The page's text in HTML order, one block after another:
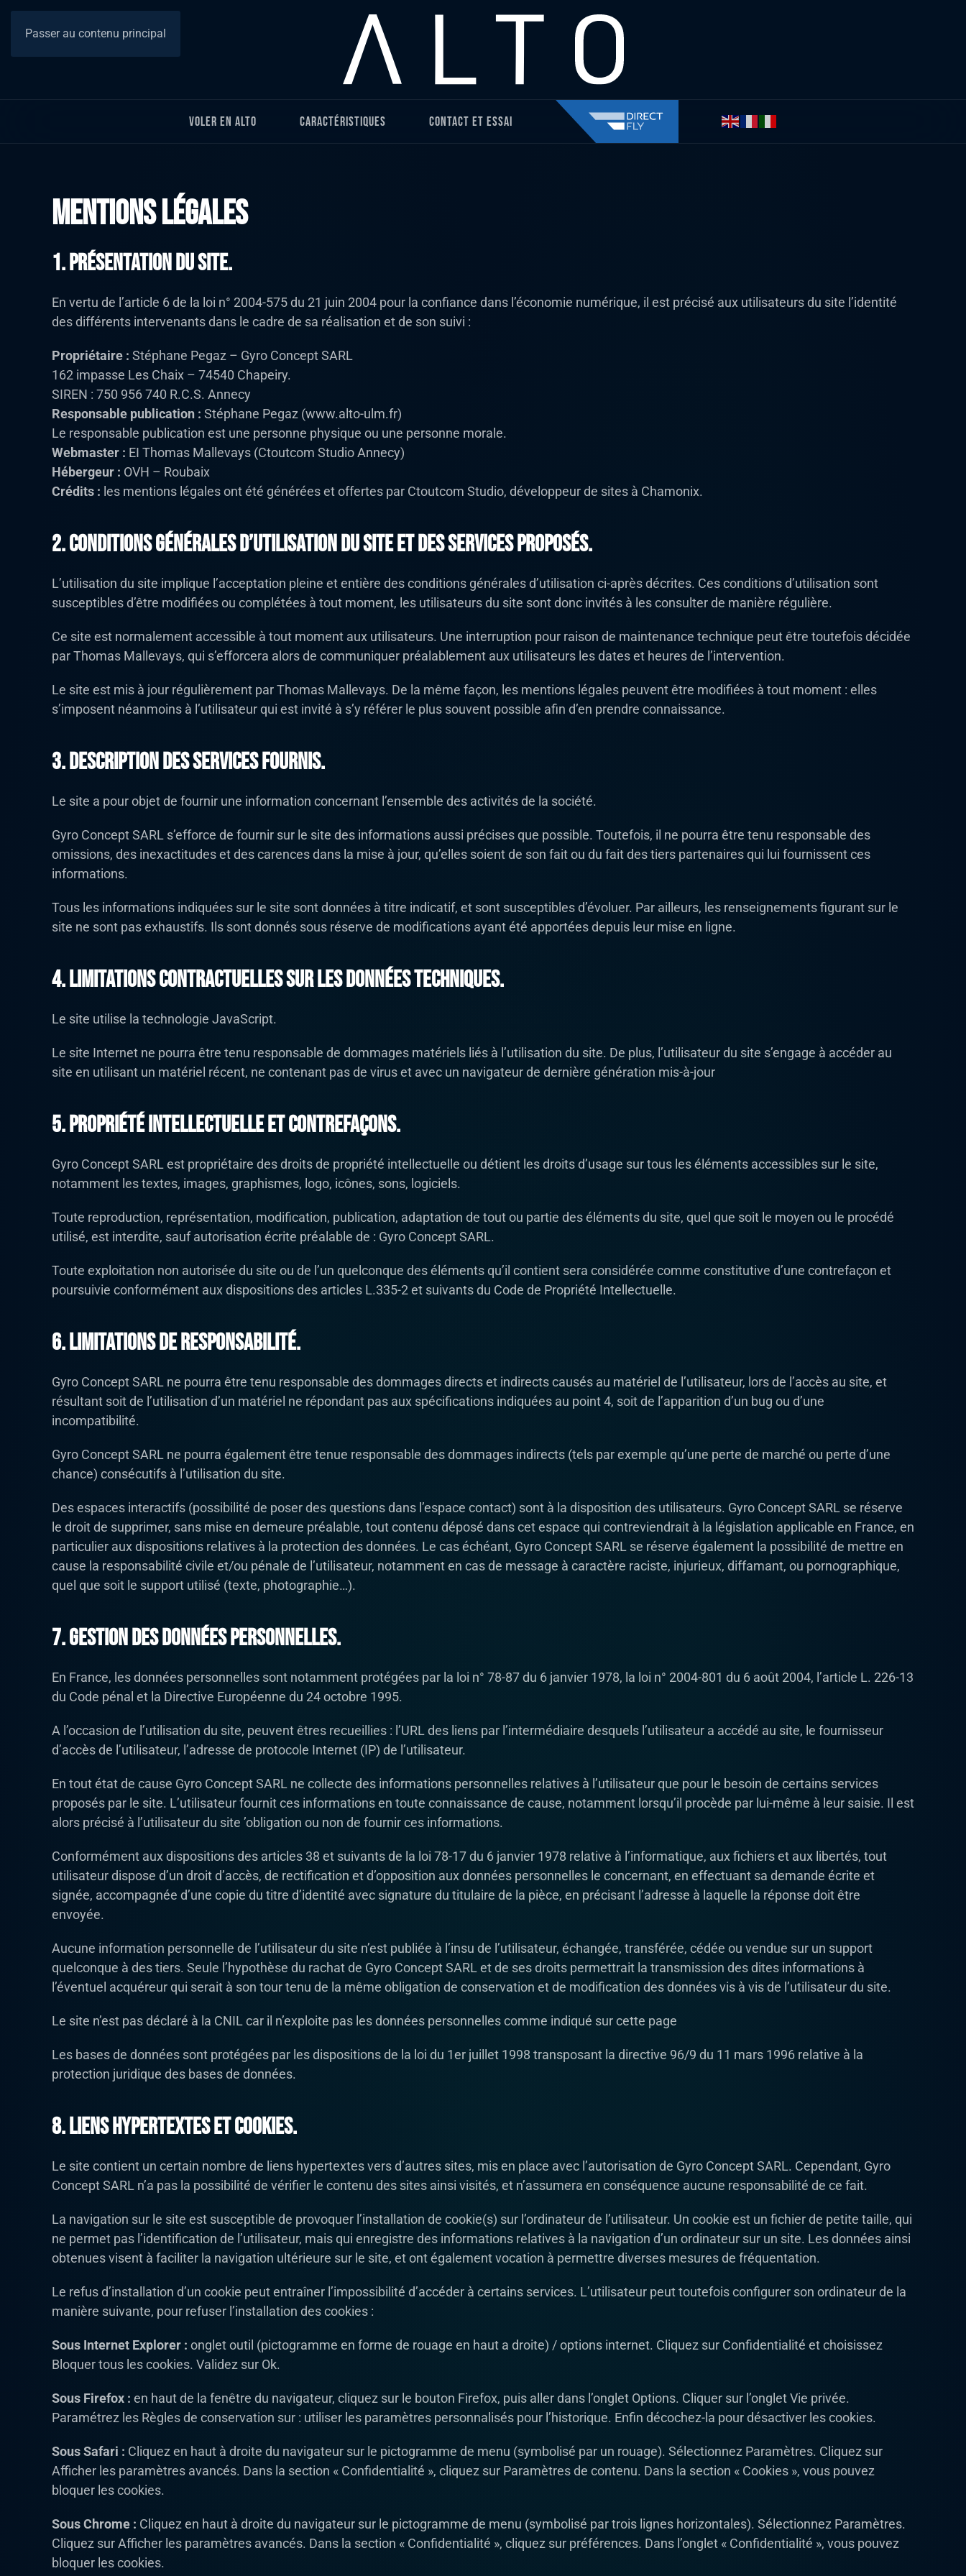
Passer au contenu principal
Voler en Alto Caractéristiques Contact et essai
Mentions légales
1. Présentation du site.
En vertu de l’article 6 de la loi n° 2004-575 du 21 juin 2004 pour la confiance dans l’économie numérique, il est précisé aux utilisateurs du site l’identité
des différents intervenants dans le cadre de sa réalisation et de son suivi :
Propriétaire : Stéphane Pegaz – Gyro Concept SARL
162 impasse Les Chaix – 74540 Chapeiry.
SIREN : 750 956 740 R.C.S. Annecy
Responsable publication : Stéphane Pegaz (www.alto-ulm.fr)
Le responsable publication est une personne physique ou une personne morale.
Webmaster : EI Thomas Mallevays (Ctoutcom Studio Annecy)
Hébergeur : OVH – Roubaix
Crédits : les mentions légales ont été générées et offertes par Ctoutcom Studio, développeur de sites à Chamonix.
2. Conditions générales d’utilisation du site et des services proposés.
L’utilisation du site implique l’acceptation pleine et entière des conditions générales d’utilisation ci-après décrites. Ces conditions d’utilisation sont
susceptibles d’être modifiées ou complétées à tout moment, les utilisateurs du site sont donc invités à les consulter de manière régulière.
Ce site est normalement accessible à tout moment aux utilisateurs. Une interruption pour raison de maintenance technique peut être toutefois décidée
par Thomas Mallevays, qui s’efforcera alors de communiquer préalablement aux utilisateurs les dates et heures de l’intervention.
Le site est mis à jour régulièrement par Thomas Mallevays. De la même façon, les mentions légales peuvent être modifiées à tout moment : elles
s’imposent néanmoins à l’utilisateur qui est invité à s’y référer le plus souvent possible afin d’en prendre connaissance.
3. Description des services fournis.
Le site a pour objet de fournir une information concernant l’ensemble des activités de la société.
Gyro Concept SARL s’efforce de fournir sur le site des informations aussi précises que possible. Toutefois, il ne pourra être tenu responsable des
omissions, des inexactitudes et des carences dans la mise à jour, qu’elles soient de son fait ou du fait des tiers partenaires qui lui fournissent ces
informations.
Tous les informations indiquées sur le site sont données à titre indicatif, et sont susceptibles d’évoluer. Par ailleurs, les renseignements figurant sur le
site ne sont pas exhaustifs. Ils sont donnés sous réserve de modifications ayant été apportées depuis leur mise en ligne.
4. Limitations contractuelles sur les données techniques.
Le site utilise la technologie JavaScript.
Le site Internet ne pourra être tenu responsable de dommages matériels liés à l’utilisation du site. De plus, l’utilisateur du site s’engage à accéder au
site en utilisant un matériel récent, ne contenant pas de virus et avec un navigateur de dernière génération mis-à-jour
5. Propriété intellectuelle et contrefaçons.
Gyro Concept SARL est propriétaire des droits de propriété intellectuelle ou détient les droits d’usage sur tous les éléments accessibles sur le site,
notamment les textes, images, graphismes, logo, icônes, sons, logiciels.
Toute reproduction, représentation, modification, publication, adaptation de tout ou partie des éléments du site, quel que soit le moyen ou le procédé
utilisé, est interdite, sauf autorisation écrite préalable de : Gyro Concept SARL.
Toute exploitation non autorisée du site ou de l’un quelconque des éléments qu’il contient sera considérée comme constitutive d’une contrefaçon et
poursuivie conformément aux dispositions des articles L.335-2 et suivants du Code de Propriété Intellectuelle.
6. Limitations de responsabilité.
Gyro Concept SARL ne pourra être tenu responsable des dommages directs et indirects causés au matériel de l’utilisateur, lors de l’accès au site, et
résultant soit de l’utilisation d’un matériel ne répondant pas aux spécifications indiquées au point 4, soit de l’apparition d’un bug ou d’une
incompatibilité.
Gyro Concept SARL ne pourra également être tenue responsable des dommages indirects (tels par exemple qu’une perte de marché ou perte d’une
chance) consécutifs à l’utilisation du site.
Des espaces interactifs (possibilité de poser des questions dans l’espace contact) sont à la disposition des utilisateurs. Gyro Concept SARL se réserve
le droit de supprimer, sans mise en demeure préalable, tout contenu déposé dans cet espace qui contreviendrait à la législation applicable en France, en
particulier aux dispositions relatives à la protection des données. Le cas échéant, Gyro Concept SARL se réserve également la possibilité de mettre en
cause la responsabilité civile et/ou pénale de l’utilisateur, notamment en cas de message à caractère raciste, injurieux, diffamant, ou pornographique,
quel que soit le support utilisé (texte, photographie…).
7. Gestion des données personnelles.
En France, les données personnelles sont notamment protégées par la loi n° 78-87 du 6 janvier 1978, la loi n° 2004-801 du 6 août 2004, l’article L. 226-13
du Code pénal et la Directive Européenne du 24 octobre 1995.
A l’occasion de l’utilisation du site, peuvent êtres recueillies : l’URL des liens par l’intermédiaire desquels l’utilisateur a accédé au site, le fournisseur
d’accès de l’utilisateur, l’adresse de protocole Internet (IP) de l’utilisateur.
En tout état de cause Gyro Concept SARL ne collecte des informations personnelles relatives à l’utilisateur que pour le besoin de certains services
proposés par le site. L’utilisateur fournit ces informations en toute connaissance de cause, notamment lorsqu’il procède par lui-même à leur saisie. Il est
alors précisé à l’utilisateur du site ’obligation ou non de fournir ces informations.
Conformément aux dispositions des articles 38 et suivants de la loi 78-17 du 6 janvier 1978 relative à l’informatique, aux fichiers et aux libertés, tout
utilisateur dispose d’un droit d’accès, de rectification et d’opposition aux données personnelles le concernant, en effectuant sa demande écrite et
signée, accompagnée d’une copie du titre d’identité avec signature du titulaire de la pièce, en précisant l’adresse à laquelle la réponse doit être
envoyée.
Aucune information personnelle de l’utilisateur du site n’est publiée à l’insu de l’utilisateur, échangée, transférée, cédée ou vendue sur un support
quelconque à des tiers. Seule l’hypothèse du rachat de Gyro Concept SARL et de ses droits permettrait la transmission des dites informations à
l’éventuel acquéreur qui serait à son tour tenu de la même obligation de conservation et de modification des données vis à vis de l’utilisateur du site.
Le site n’est pas déclaré à la CNIL car il n’exploite pas les données personnelles comme indiqué sur cette page
Les bases de données sont protégées par les dispositions de la loi du 1er juillet 1998 transposant la directive 96/9 du 11 mars 1996 relative à la
protection juridique des bases de données.
8. Liens hypertextes et cookies.
Le site contient un certain nombre de liens hypertextes vers d’autres sites, mis en place avec l’autorisation de Gyro Concept SARL. Cependant, Gyro
Concept SARL n’a pas la possibilité de vérifier le contenu des sites ainsi visités, et n’assumera en conséquence aucune responsabilité de ce fait.
La navigation sur le site est susceptible de provoquer l’installation de cookie(s) sur l’ordinateur de l’utilisateur. Un cookie est un fichier de petite taille, qui
ne permet pas l’identification de l’utilisateur, mais qui enregistre des informations relatives à la navigation d’un ordinateur sur un site. Les données ainsi
obtenues visent à faciliter la navigation ultérieure sur le site, et ont également vocation à permettre diverses mesures de fréquentation.
Le refus d’installation d’un cookie peut entraîner l’impossibilité d’accéder à certains services. L’utilisateur peut toutefois configurer son ordinateur de la
manière suivante, pour refuser l’installation des cookies :
Sous Internet Explorer : onglet outil (pictogramme en forme de rouage en haut a droite) / options internet. Cliquez sur Confidentialité et choisissez
Bloquer tous les cookies. Validez sur Ok.
Sous Firefox : en haut de la fenêtre du navigateur, cliquez sur le bouton Firefox, puis aller dans l’onglet Options. Cliquer sur l’onglet Vie privée.
Paramétrez les Règles de conservation sur : utiliser les paramètres personnalisés pour l’historique. Enfin décochez-la pour désactiver les cookies.
Sous Safari : Cliquez en haut à droite du navigateur sur le pictogramme de menu (symbolisé par un rouage). Sélectionnez Paramètres. Cliquez sur
Afficher les paramètres avancés. Dans la section « Confidentialité », cliquez sur Paramètres de contenu. Dans la section « Cookies », vous pouvez
bloquer les cookies.
Sous Chrome : Cliquez en haut à droite du navigateur sur le pictogramme de menu (symbolisé par trois lignes horizontales). Sélectionnez Paramètres.
Cliquez sur Afficher les paramètres avancés. Dans la section « Confidentialité », cliquez sur préférences. Dans l’onglet « Confidentialité », vous pouvez
bloquer les cookies.